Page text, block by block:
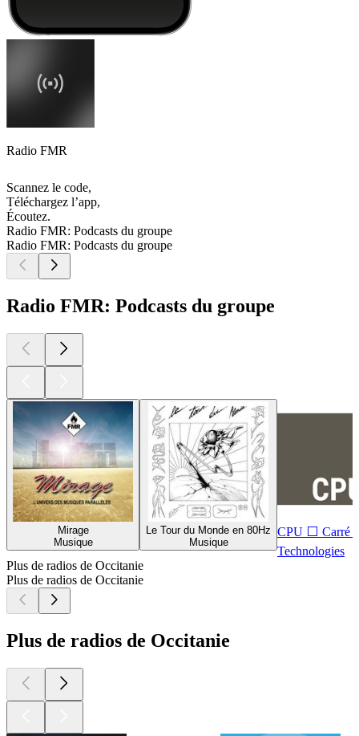
Radio FMR
Scannez le code,
Téléchargez l’app,
Écoutez.
Radio FMR: Podcasts du groupe
Radio FMR: Podcasts du groupe
Radio FMR: Podcasts du groupe
Mirage
Musique
Le Tour du Monde en 80Hz
Musique
CPU ⬜ Carré
Technologies
Plus de radios de Occitanie
Plus de radios de Occitanie
Plus de radios de Occitanie